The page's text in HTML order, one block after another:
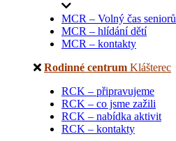
MCR – Volný čas seniorů
MCR – hlídání dětí
MCR – kontakty
Rodinné centrum Klášterec
RCK – připravujeme
RCK – co jsme zažili
RCK – nabídka aktivit
RCK – kontakty